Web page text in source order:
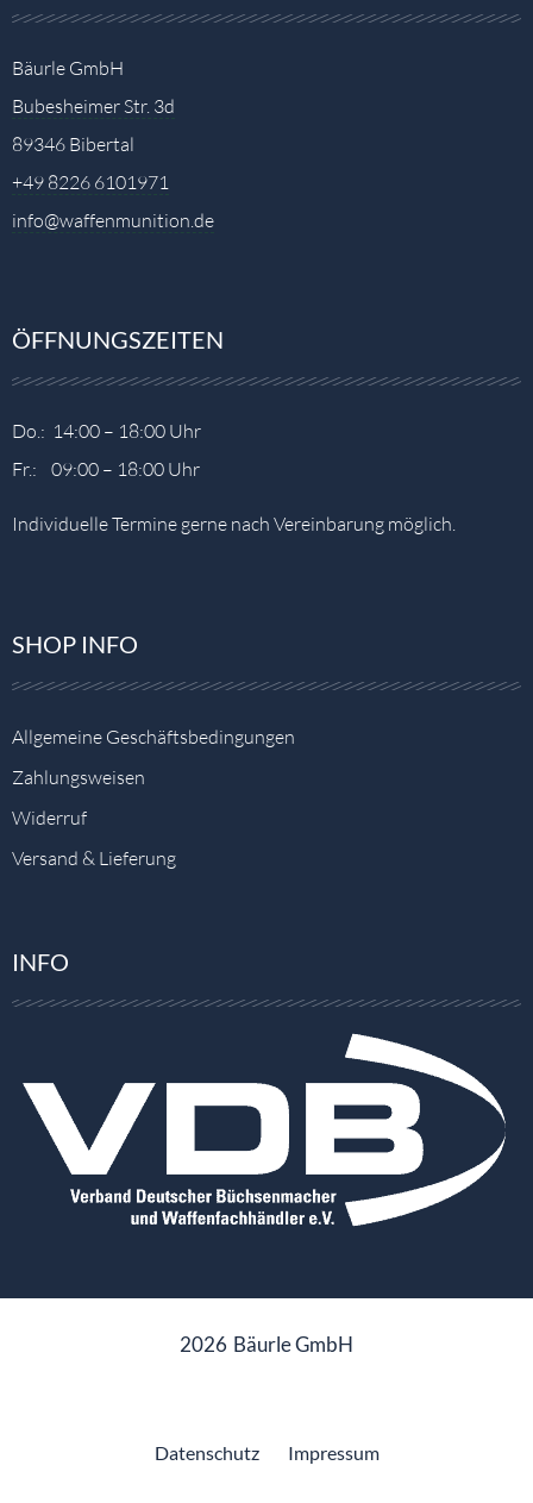
Bäurle GmbH
Bubesheimer Str. 3d
89346 Bibertal
+49 8226 6101971
info@waffenmunition.de
ÖFFNUNGSZEITEN
Do.: 14:00 – 18:00 Uhr
Fr.: 09:00 – 18:00 Uhr
Individuelle Termine gerne nach Vereinbarung möglich.
SHOP INFO
Allgemeine Geschäftsbedingungen
Zahlungsweisen
Widerruf
Versand & Lieferung
INFO
2026 Bäurle GmbH
Datenschutz Impressum